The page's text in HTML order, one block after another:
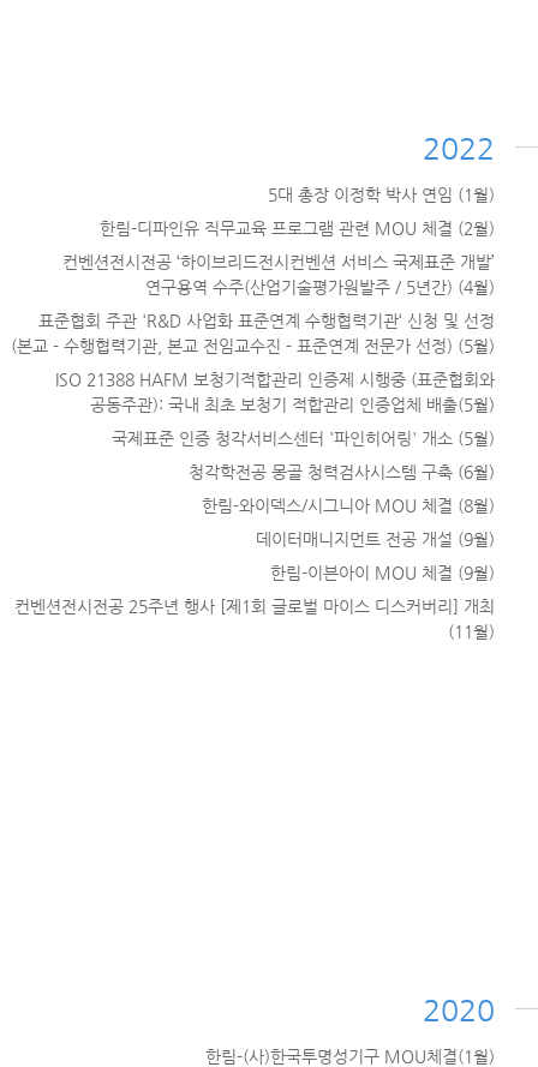
2022
5대 총장 이정학 박사 연임 (1월)
한림-디파인유 직무교육 프로그램 관련 MOU 체결 (2월)
컨벤션전시전공 ‘하이브리드전시컨벤션 서비스 국제표준 개발’
연구용역 수주(산업기술평가원발주 / 5년간) (4월)
표준협회 주관 'R&D 사업화 표준연계 수행협력기관‘ 신청 및 선정
(본교 - 수행협력기관, 본교 전임교수진 - 표준연계 전문가 선정) (5월)
ISO 21388 HAFM 보청기적합관리 인증제 시행중 (표준협회와
공동주관): 국내 최초 보청기 적합관리 인증업체 배출(5월)
국제표준 인증 청각서비스센터 '파인히어링' 개소 (5월)
청각학전공 몽골 청력검사시스템 구축 (6월)
한림-와이덱스/시그니아 MOU 체결 (8월)
데이터매니지먼트 전공 개설 (9월)
한림-이븐아이 MOU 체결 (9월)
컨벤션전시전공 25주년 행사 [제1회 글로벌 마이스 디스커버리] 개최
(11월)
2020
한림-(사)한국투명성기구 MOU체결(1월)